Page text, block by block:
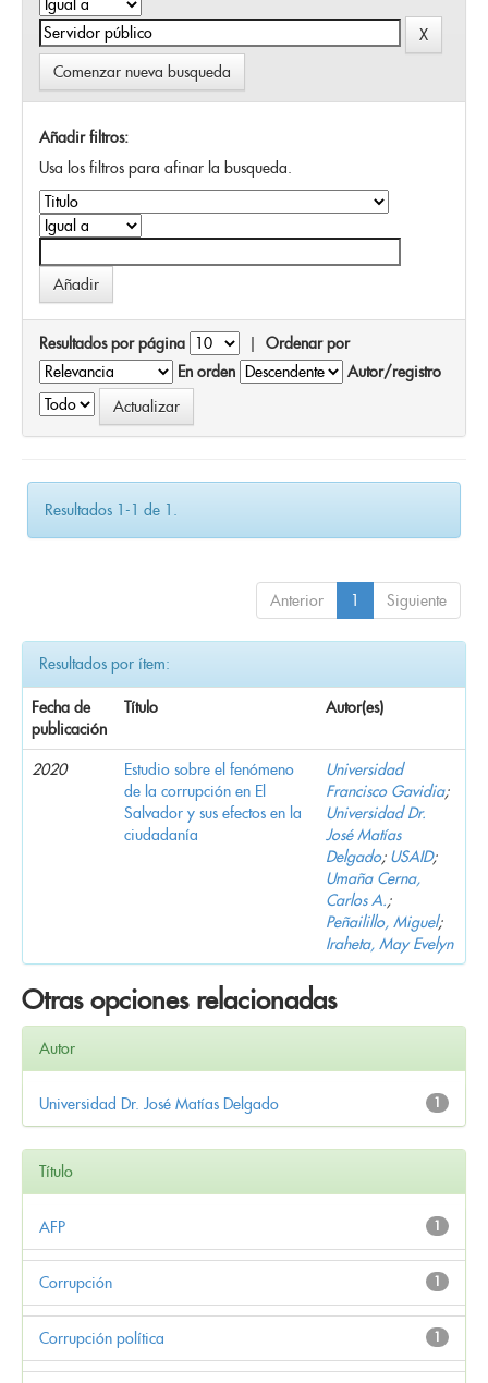
Comenzar nueva busqueda
Añadir filtros:
Usa los filtros para afinar la busqueda.
Resultados por página | Ordenar por
En orden
Autor/registro
Resultados 1-1 de 1.
Anterior 1 Siguiente
Resultados por ítem:
Fecha de
publicación
Título Autor(es)
2020
Estudio sobre el fenómeno
de la corrupción en El
Salvador y sus efectos en la
ciudadanía
Universidad
Francisco Gavidia;
Universidad Dr.
José Matías
Delgado; USAID;
Umaña Cerna,
Carlos A.;
Peñailillo, Miguel;
Iraheta, May Evelyn
Otras opciones relacionadas
Autor
1
Universidad Dr. José Matías Delgado
Título
1
AFP
1
Corrupción
1
Corrupción política